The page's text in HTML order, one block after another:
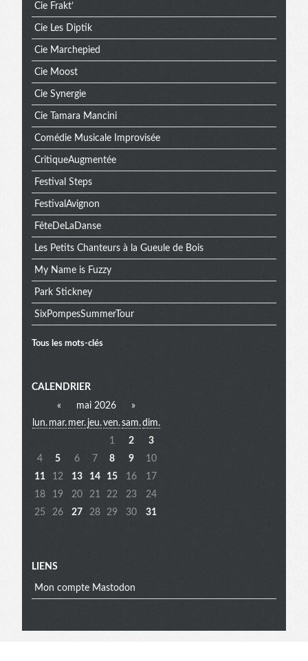
Cie Frakt’
Cie Les Diptik
Cie Marchepied
Cie Moost
Cie Synergie
Cie Tamara Mancini
Comédie Musicale Improvisée
CritiqueAugmentée
Festival Steps
FestivalAvignon
FêteDeLaDanse
Les Petits Chanteurs à la Gueule de Bois
My Name is Fuzzy
Park Stickney
SixPompesSummerTour
Tous les mots-clés
Menu
extra
CALENDRIER
«
mai 2026
»
lun. mar. mer. jeu.ven.sam.dim.
1
2
3
4
5 6 7 8 9
10
11
12 13 14 15 16
17
18
19 20 21 22 23
24
25
26 27 28 29 30 31
LIENS
Mon compte Mastodon